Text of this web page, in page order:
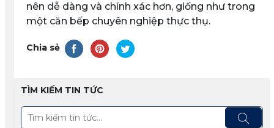
nên dễ dàng và chính xác hơn, giống như trong
một căn bếp chuyên nghiệp thực thụ.
Chia sẻ
TÌM KIẾM TIN TỨC